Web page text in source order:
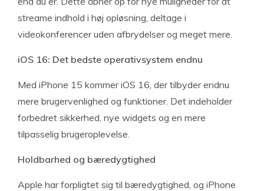
streame indhold i høj opløsning, deltage i
videokonferencer uden afbrydelser og meget mere.
iOS 16: Det bedste operativsystem endnu
Med iPhone 15 kommer iOS 16, der tilbyder endnu
mere brugervenlighed og funktioner. Det indeholder
forbedret sikkerhed, nye widgets og en mere
tilpasselig brugeroplevelse.
Holdbarhed og bæredygtighed
Apple har forpligtet sig til bæredygtighed, og iPhone